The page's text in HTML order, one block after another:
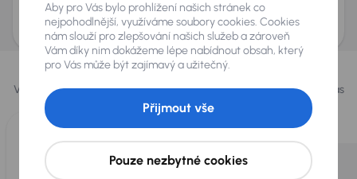
AURES Holdings a.s., se sídlem Dopraváků 874/15, Čimice, 184 00 Praha 8 bude
uchovávat a zpracovávat vaše osobní údaje v souladu se zásadami ochrany a
zpracováníosobních údajů.
Vybrali jsme pro vás
Vybíráme pro vás tynejlepší vozyz naší nabídky. Každý den pro vás
vykoupíme až 400 vozů
Aby pro Vás bylo prohlížení našich stránek co
nejpohodlnější, využíváme soubory cookies. Cookies
nám slouží pro zlepšování našich služeb a zároveň
Vám díky nim dokážeme lépe nabídnout obsah, který
pro Vás může být zajímavý a užitečný.
Pouze nezbytné cookies
Přijmout vše